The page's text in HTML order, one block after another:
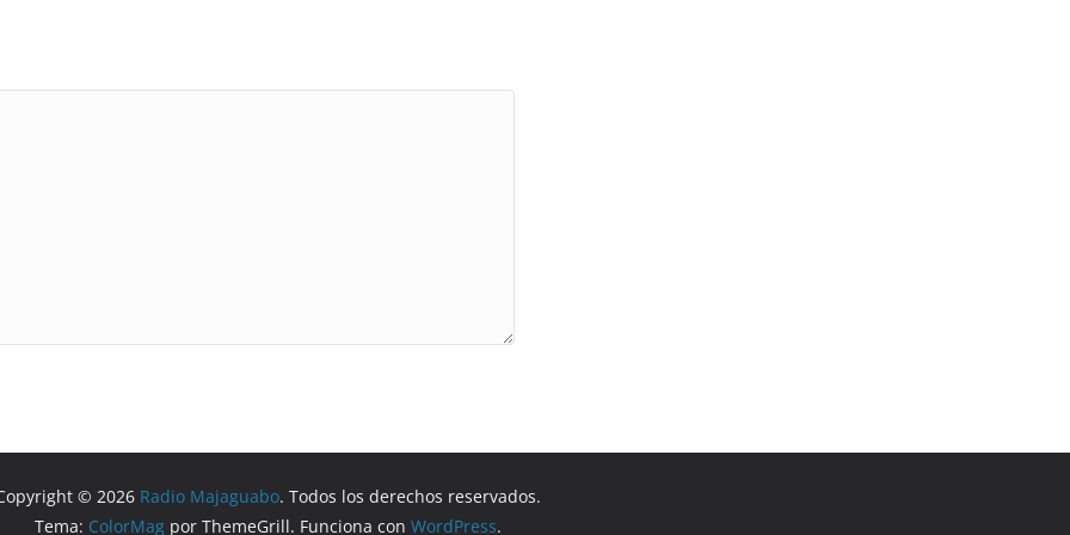
© 2026 Radio Majaguabo. Todos los derechos reservados.
Tema: ColorMagpor ThemeGrill. Funciona con WordPress.